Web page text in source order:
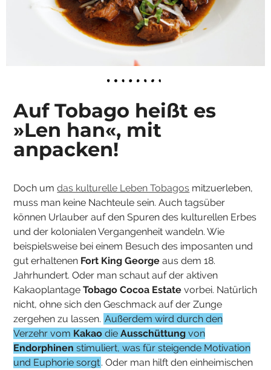
Auf Tobago heißt es
»Len han«, mit
anpacken!
Doch umdas kulturelle Leben Tobagos mitzuerleben,
muss man keine Nachteule sein. Auch tagsüber
können Urlauber auf den Spuren des kulturellen Erbes
und der kolonialen Vergangenheit wandeln. Wie
beispielsweise bei einem Besuch des imposanten und
gut erhaltenen Fort King George aus dem 18.
Jahrhundert. Oder man schaut auf der aktiven
KakaoplantageTobago Cocoa Estate vorbei. Natürlich
nicht, ohne sich den Geschmack auf der Zunge
zergehen zu lassen. Außerdem wird durch den
Verzehr vom Kakao dieAusschüttungvon
Endorphinen stimuliert, was für steigende Motivation
und Euphorie sorgt. Oder man hilft den einheimischen